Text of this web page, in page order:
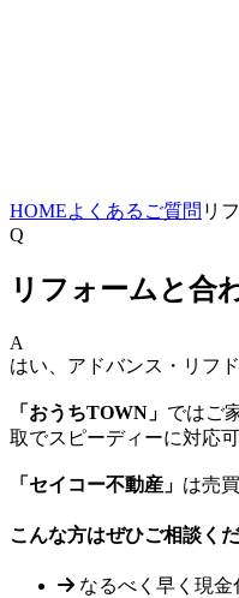
HOMEよくあるご質問 リ
Q
リフォームと合
A
はい、アドバンス・リフ
「おうちTOWN」 ではご
取でスピーディーに対応
「セイコー不動産」 は売
こんな方はぜひご相談く
なるべく早く現